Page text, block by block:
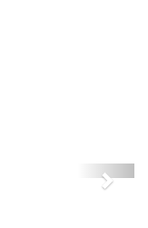
Next